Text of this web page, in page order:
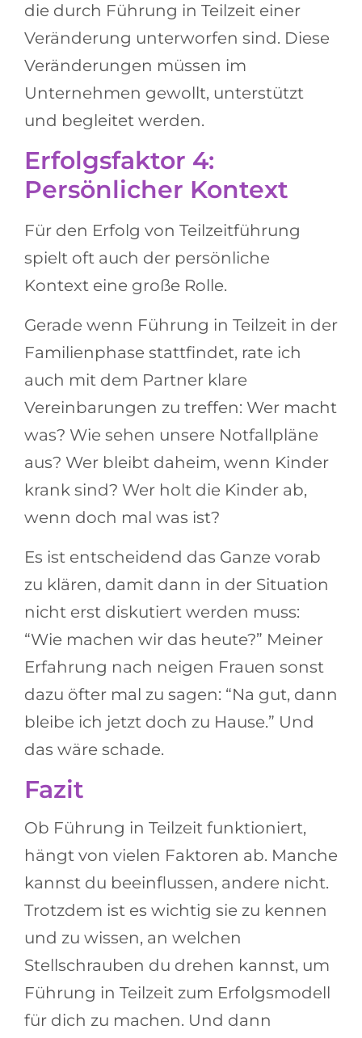
die durch Führung in Teilzeit einer
Veränderung unterworfen sind. Diese
Veränderungen müssen im
Unternehmen gewollt, unterstützt
und begleitet werden.
Erfolgsfaktor 4:
Persönlicher Kontext
Für den Erfolg von Teilzeitführung
spielt oft auch der persönliche
Kontext eine große Rolle.
Gerade wenn Führung in Teilzeit in der
Familienphase stattfindet, rate ich
auch mit dem Partner klare
Vereinbarungen zu treffen: Wer macht
was? Wie sehen unsere Notfallpläne
aus? Wer bleibt daheim, wenn Kinder
krank sind? Wer holt die Kinder ab,
wenn doch mal was ist?
Es ist entscheidend das Ganze vorab
zu klären, damit dann in der Situation
nicht erst diskutiert werden muss:
“Wie machen wir das heute?” Meiner
Erfahrung nach neigen Frauen sonst
dazu öfter mal zu sagen: “Na gut, dann
bleibe ich jetzt doch zu Hause.” Und
das wäre schade.
Fazit
Ob Führung in Teilzeit funktioniert,
hängt von vielen Faktoren ab. Manche
kannst du beeinflussen, andere nicht.
Trotzdem ist es wichtig sie zu kennen
und zu wissen, an welchen
Stellschrauben du drehen kannst, um
Führung in Teilzeit zum Erfolgsmodell
für dich zu machen. Und dann